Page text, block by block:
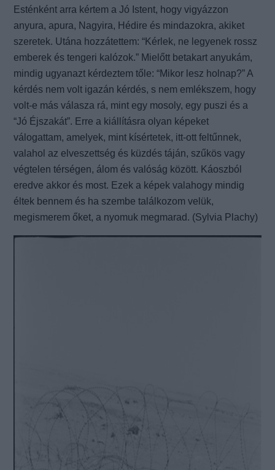
Esténként arra kértem a Jó Istent, hogy vigyázzon
anyura, apura, Nagyira, Hédire és mindazokra, akiket
szeretek. Utána hozzátettem: “Kérlek, ne legyenek rossz
emberek és tengeri kalózok.” Mielőtt betakart anyukám,
mindig ugyanazt kérdeztem tőle: “Mikor lesz holnap?” A
kérdés nem volt igazán kérdés, s nem emlékszem, hogy
volt-e más válasza rá, mint egy mosoly, egy puszi és a
“Jó Éjszakát”. Erre a kiállításra olyan képeket
válogattam, amelyek, mint kísértetek, itt-ott feltűnnek,
valahol az elveszettség és küzdés táján, szűkös vagy
végtelen térségen, álom és valóság között. Káoszból
eredve akkor és most. Ezek a képek valahogy mindig
éltek bennem és ha szembe találkozom velük,
megismerem őket, a nyomuk megmarad. (Sylvia Plachy)